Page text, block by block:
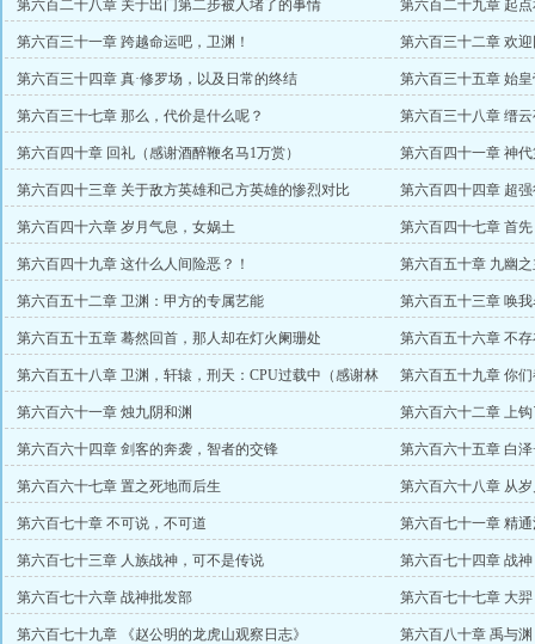
第六百二十八章 关于出门第二步被人堵了的事情 第六百二十九章 起
第六百三十一章 跨越命运吧，卫渊！ 第六百三十二章 欢
第六百三十四章 真·修罗场，以及日常的终结 第六百三十五章 始
第六百三十七章 那么，代价是什么呢？
第六百三十八章 缙
一）
第六百四十章 回礼（感谢酒醉鞭名马1万赏） 第六百四十一章 神
第六百四十三章 关于敌方英雄和己方英雄的惨烈对比
第六百四十四章 超
泽
第六百四十六章 岁月气息，女娲土 第六百四十七章 首
第六百四十九章 这什么人间险恶？！ 第六百五十章 九幽之
第六百五十二章 卫渊：甲方的专属艺能 第六百五十三章 唤
第六百五十五章 蓦然回首，那人却在灯火阑珊处
第六百五十六章 不
的万赏）
第六百五十八章 卫渊，轩辕，刑天：CPU过载中（感谢林
0099盟主）
第六百五十九章 你
第六百六十一章 烛九阴和渊 第六百六十二章 上钩
第六百六十四章 剑客的奔袭，智者的交锋 第六百六十五章 白
第六百六十七章 置之死地而后生 第六百六十八章 从
第六百七十章 不可说，不可道 第六百七十一章 精
第六百七十三章 人族战神，可不是传说 第六百七十四章 战
第六百七十六章 战神批发部 第六百七十七章 大
第六百七十九章 《赵公明的龙虎山观察日志》 第六百八十章 禹与渊